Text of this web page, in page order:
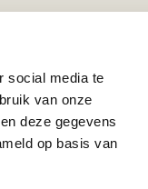
social media te
van onze
deze gegevens
op basis van
Regelingen